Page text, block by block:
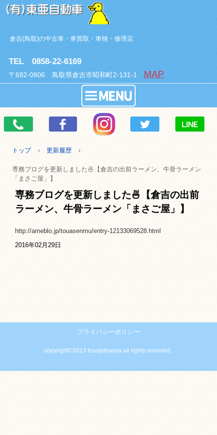
倉吉(鳥取)の中古車・車買取・車検・修理店
TEL 0858-22-6169
〒682-0806 鳥取県倉吉市昭和町2-131-1 MAP
トップ › 更新履歴 ›
専務ブログを更新しました🍜【倉吉の出前ラーメン、牛骨ラーメン
「まさご屋」】
専務ブログを更新しました🍜【倉吉の出前
ラーメン、牛骨ラーメン「まさご屋」】
http://ameblo.jp/touasenmu/entry-12133069528.html
2016年02月29日
プライバシーポリシー
copyright©2013 touajidousya all rights reserved..